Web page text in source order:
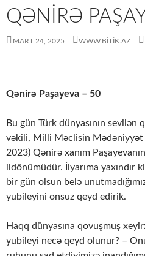
QƏNIRƏ
MART 24, 2025 WWW.BITIK.AZ
Qənirə Paşayeva – 50
Bu gün Türk dünyasının sevilən
vəkili, Milli Məclisin Mədəniyyət
2023) Qənirə xanım
ildönümüdür. İlyarıma yaxındır
bir gün olsun belə
yubileyini onsuz qeyd edirik.
Haqq dünyasına qovuşmuş
yubileyi necə qeyd olunur? –